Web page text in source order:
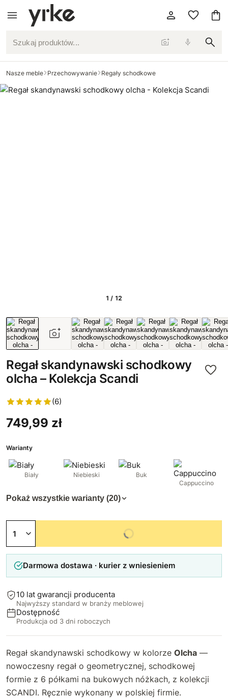
Szukaj produktów...
Nasze meble Przechowywanie Regały schodkowe
1 / 12
Regał skandynawski schodkowy
olcha – Kolekcja Scandi
(6)
749,99 zł
Warianty
Biały Niebieski
Buk
Cappuccino
Pokaż wszystkie warianty (20)
Niedostępny
Darmowa dostawa · kurier z wniesieniem
10 lat gwarancji producenta
Najwyższy standard w branży meblowej
Dostępność
Produkcja od 3 dni roboczych
Regał skandynawski schodkowy w kolorze Olcha —
nowoczesny regał o geometrycznej, schodkowej
formie z 6 półkami na bukowych nóżkach, z kolekcji
SCANDI. Ręcznie wykonany w polskiej firmie.